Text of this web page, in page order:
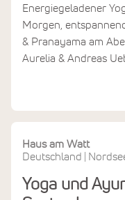
Energiegeladener
Morgen,
& Pranayama am
Aurelia & Andreas
Haus am Watt
Deutschland
Yoga und